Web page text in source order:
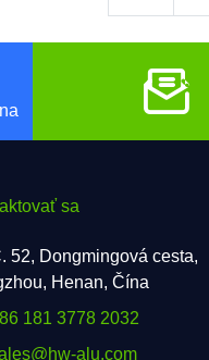
sa
52, Dongmingová cesta,
Henan, Čína
181 3778 2032
alu.com